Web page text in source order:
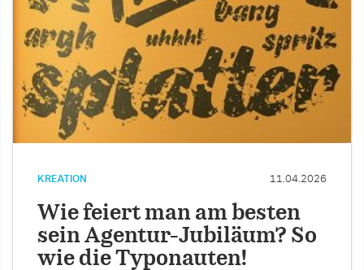
KREATION 11.04.2026
Wie feiert man am besten
sein Agentur-Jubiläum? So
wie die Typonauten!